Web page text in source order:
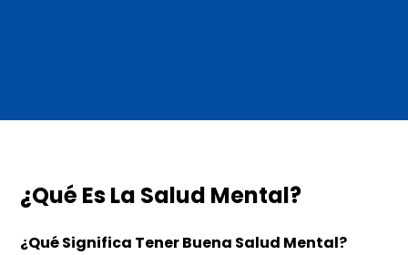
¿Qué Es La Salud Mental?
¿Qué Significa Tener Buena Salud Mental?